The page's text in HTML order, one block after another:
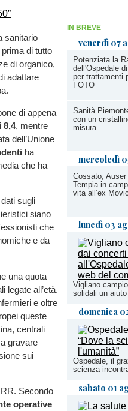
IN BREVE
venerdì 07
Potenziata la
dell'Ospedale
per trattamenti
FOTO
Sanità
con un
misura
mercoledì
Cossato,
Tempia in
vita all’ex
lunedì 03
Vigliano
solidali un
domenica
Ospedale, il
scienza
sabato 01
sanitario
di tutto
di organico,
adattare
di appena
8,4, mentre
dell’Unione
ha
che ha
sugli
siano
che
e da
una quota
legate all’età.
e oltre
queste
centrali
gravare
sui
Secondo
operative